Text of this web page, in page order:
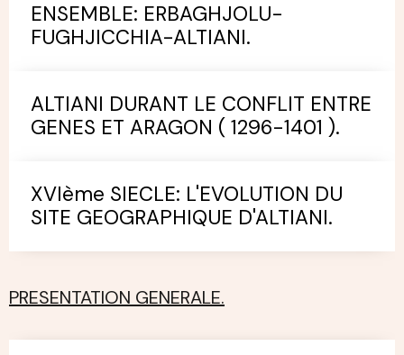
ENSEMBLE: ERBAGHJOLU-
FUGHJICCHIA-ALTIANI.
ALTIANI DURANT LE CONFLIT ENTRE
GENES ET ARAGON ( 1296-1401 ).
XVIème SIECLE: L'EVOLUTION DU
SITE GEOGRAPHIQUE D'ALTIANI.
PRESENTATION GENERALE.